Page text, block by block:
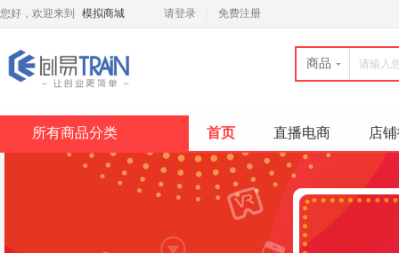
您好，欢迎来到 模拟商城 请登录 免费注册
商品
所有商品分类 首页 直播电商 店